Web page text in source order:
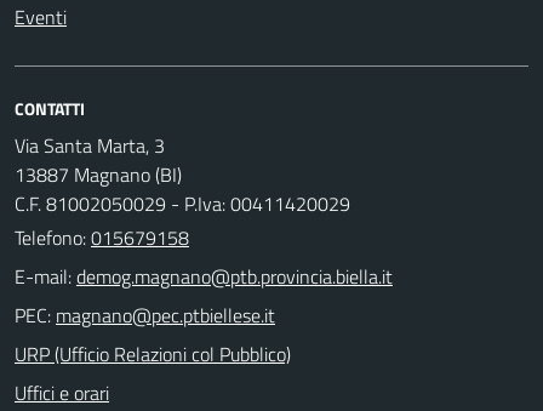
Eventi
CONTATTI
Via Santa Marta, 3
13887 Magnano (BI)
C.F. 81002050029 - P.Iva: 00411420029
Telefono:015679158
E-mail:
PEC:
URP (Ufficio Relazioni col Pubblico)
Uffici e orari